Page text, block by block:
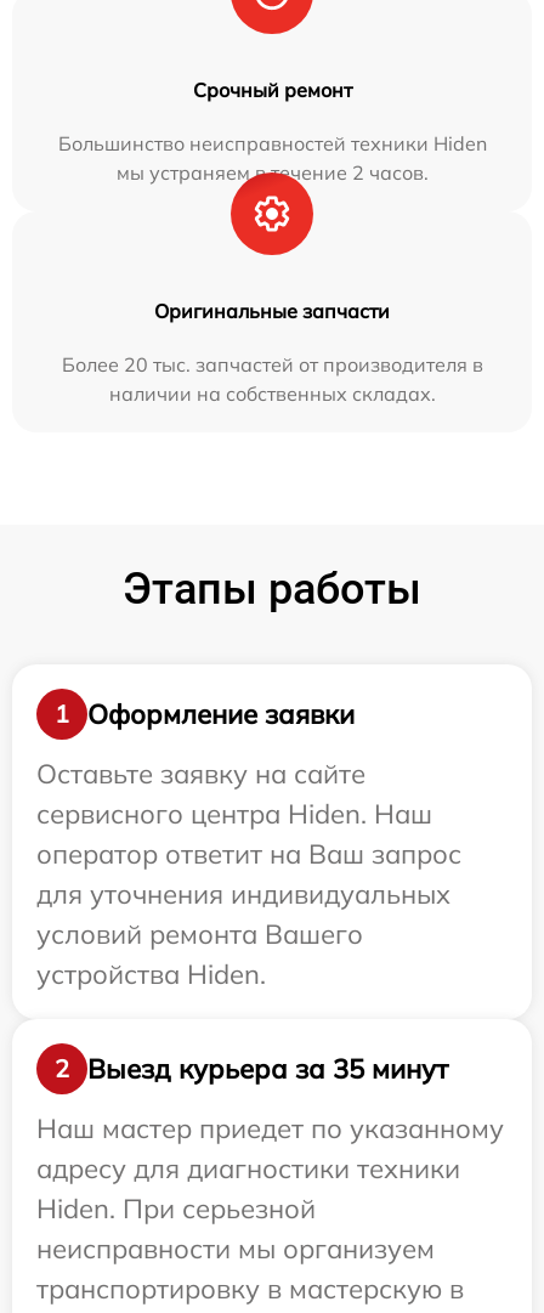
Срочный ремонт
Большинство неисправностей техники Hiden
мы устраняем в течение 2 часов.
Оригинальные запчасти
Более 20 тыс. запчастей от производителя в
наличии на собственных складах.
Этапы работы
1
Оформление заявки
Оставьте заявку на сайте
сервисного центра Hiden. Наш
оператор ответит на Ваш запрос
для уточнения индивидуальных
условий ремонта Вашего
устройства Hiden.
2
Выезд курьера за 35 минут
Наш мастер приедет по указанному
адресу для диагностики техники
Hiden. При серьезной
неисправности мы организуем
транспортировку в мастерскую в